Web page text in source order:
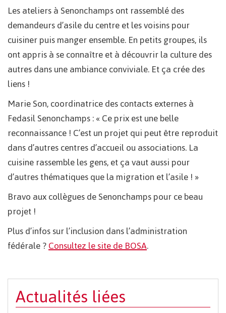
Les ateliers à Senonchamps ont rassemblé des
demandeurs d’asile du centre et les voisins pour
cuisiner puis manger ensemble. En petits groupes, ils
ont appris à se connaître et à découvrir la culture des
autres dans une ambiance conviviale. Et ça crée des
liens !
Marie Son, coordinatrice des contacts externes à
Fedasil Senonchamps : « Ce prix est une belle
reconnaissance ! C’est un projet qui peut être reproduit
dans d’autres centres d’accueil ou associations. La
cuisine rassemble les gens, et ça vaut aussi pour
d’autres thématiques que la migration et l’asile ! »
Bravo aux collègues de Senonchamps pour ce beau
projet !
Plus d’infos sur l’inclusion dans l’administration
fédérale ?Consultez le site de BOSA.
Actualités liées